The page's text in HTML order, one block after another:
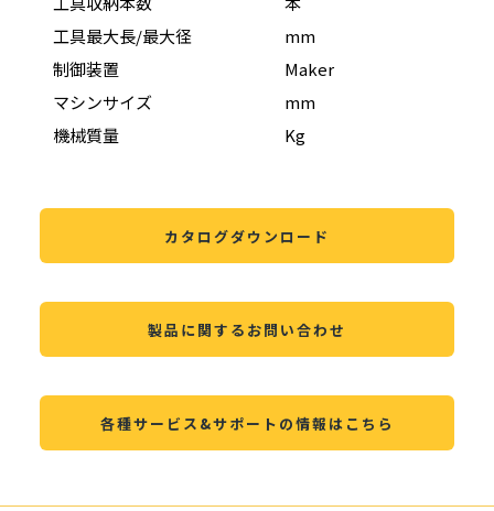
工具最大長/最大径
mm
制御装置
Maker
マシンサイズ
mm
機械質量
Kg
カタログダウンロード
製品に関するお問い合わせ
各種サービス&サポートの情報はこちら